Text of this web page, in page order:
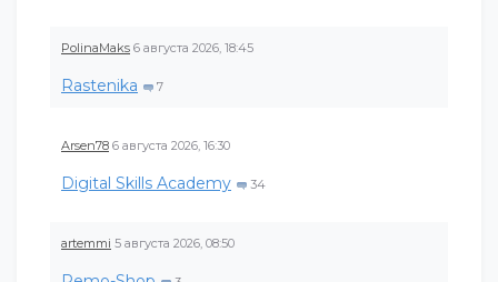
PolinaMaks 6 августа 2026, 18:45
Rastenika 7
Arsen78 6 августа 2026, 16:30
Digital Skills Academy 34
artemmi 5 августа 2026, 08:50